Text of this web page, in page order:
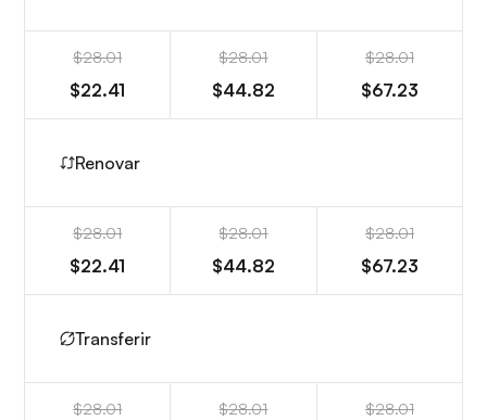
$28.01
$22.41
$28.01
$44.82
$28.01
$67.23
Renovar
$28.01
$22.41
$28.01
$44.82
$28.01
$67.23
Transferir
$28.01 $28.01 $28.01